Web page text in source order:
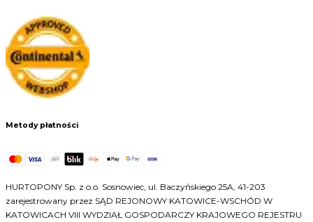
Metody płatności
HURTOPONY Sp. z o.o. Sosnowiec, ul. Baczyńskiego 25A, 41-203
zarejestrowany przez SĄD REJONOWY KATOWICE-WSCHÓD W
KATOWICACH VIII WYDZIAŁ GOSPODARCZY KRAJOWEGO REJESTRU